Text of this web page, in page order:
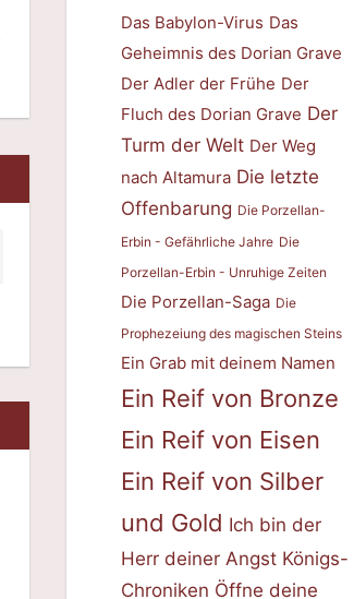
Das Babylon-Virus Das
Geheimnis des Dorian Grave
Der Adler der Frühe Der
Fluch des Dorian Grave Der
Turm der Welt Der Weg
nach Altamura Die letzte
Offenbarung Die Porzellan-
Erbin - Gefährliche Jahre Die
Porzellan-Erbin - Unruhige Zeiten
Die Porzellan-Saga Die
Prophezeiung des magischen Steins
Ein Grab mit deinem Namen
Ein Reif von Bronze
Ein Reif von Eisen
Ein Reif von Silber
und Gold Ich bin der
Herr deiner Angst Königs-
Chroniken Öffne deine